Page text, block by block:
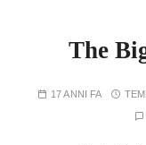
The
17 ANNI FA